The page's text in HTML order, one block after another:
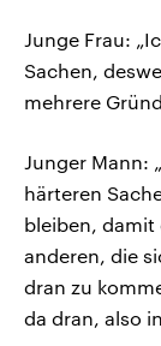
Junge Frau:
Sachen,
mehrere
Junger Mann:
härteren
bleiben, damit
anderen, die
dran zu
da dran, also